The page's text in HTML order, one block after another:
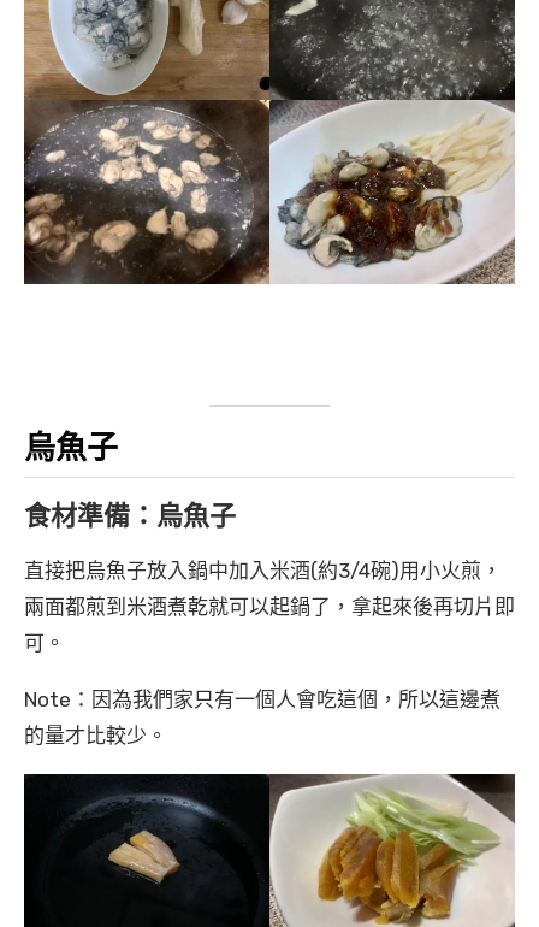
烏魚子
食材準備：烏魚子
直接把烏魚子放入鍋中加入米酒(約3/4碗)用小火煎，
兩面都煎到米酒煮乾就可以起鍋了，拿起來後再切片即
可。
Note：因為我們家只有一個人會吃這個，所以這邊煮
的量才比較少。